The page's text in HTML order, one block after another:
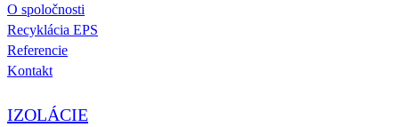
O spoločnosti
Recyklácia EPS
Referencie
Kontakt
IZOLÁCIE